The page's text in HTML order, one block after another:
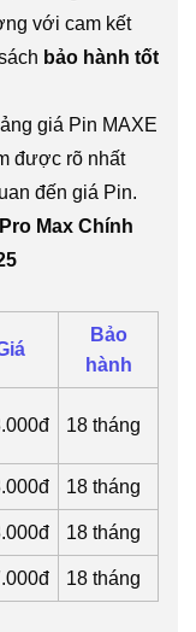
với cam kết
bảo hành tốt
giá Pin MAXE
được rõ nhất
đến giá Pin.
Max Chính
Bảo
hành
18 tháng
18 tháng
18 tháng
18 tháng